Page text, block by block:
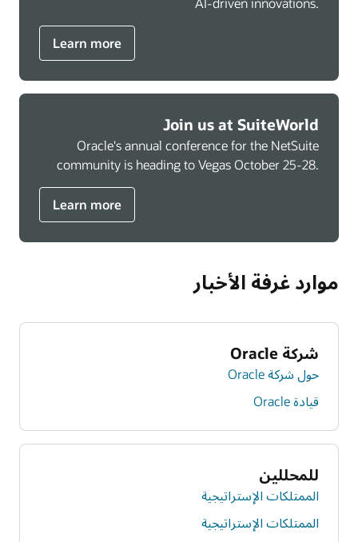
Learn more
Join us at SuiteWorld
Oracle's annual conference for the NetSuite
community is heading to Vegas October 25-28.
Learn more
موارد غرفة الأخبار
شركة Oracle
حول شركة Oracle
قيادة Oracle
للمحللين
الممتلكات الإستراتيجية
الممتلكات الإستراتيجية